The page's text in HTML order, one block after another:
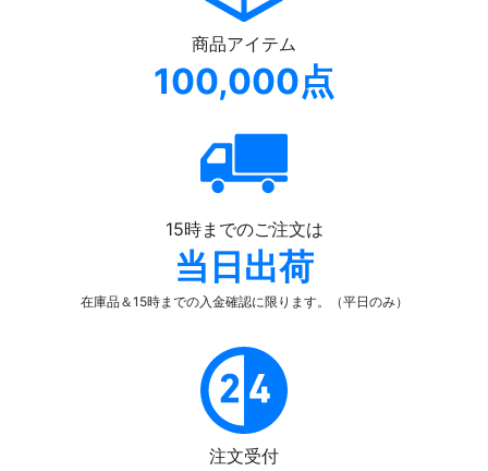
商品アイテム
100,000点
15時までのご注文は
当日出荷
在庫品＆15時までの入金確認に限ります。（平日のみ）
注文受付